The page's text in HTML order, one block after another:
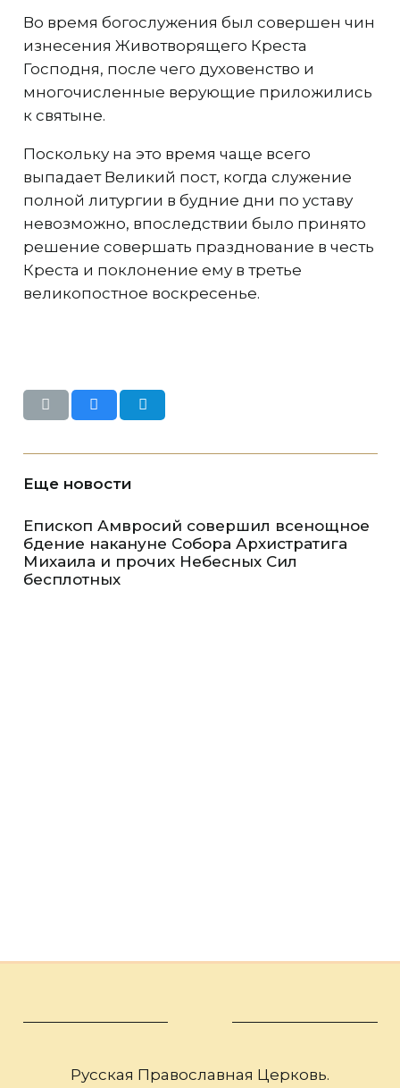
Во время богослужения был совершен чин
изнесения Животворящего Креста
Господня, после чего духовенство и
многочисленные верующие приложились
к святыне.
Поскольку на это время чаще всего
выпадает Великий пост, когда служение
полной литургии в будние дни по уставу
невозможно, впоследствии было принято
решение совершать празднование в честь
Креста и поклонение ему в третье
великопостное воскресенье.
Еще новости
Епископ Амвросий совершил всенощное
бдение накануне Собора Архистратига
Михаила и прочих Небесных Сил
бесплотных
Русская Православная Церковь.